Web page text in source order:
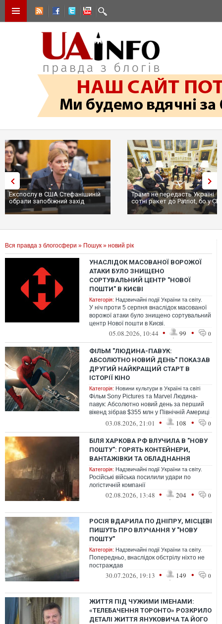
Експослу в США Стефанішиній
обрали запобіжний захід
Трамп не передасть Україні
сотні ракет до Patriot, бо у
...
Вся правда з блогосфери » Пошук » новий рік
УНАСЛІДОК МАСОВАНОЇ ВОРОЖОЇ
АТАКИ БУЛО ЗНИЩЕНО
СОРТУВАЛЬНИЙ ЦЕНТР "НОВОЇ
ПОШТИ" В КИЄВІ
Категорія: Надзвичайні події України та світу.
У ніч проти 5 серпня внаслідок масованої
ворожої атаки було знищено сортувальний
центр Нової пошти в Києві.
05.08.2026, 10:44 • 99 • 0
ФІЛЬМ "ЛЮДИНА-ПАВУК:
АБСОЛЮТНО НОВИЙ ДЕНЬ" ПОКАЗАВ
ДРУГИЙ НАЙКРАЩИЙ СТАРТ В
ІСТОРІЇ КІНО
Категорія: Новини культури в Україні та світі
Фільм Sony Pictures та Marvel Людина-
павук: Абсолютно новий день за перший
вікенд зібрав $355 млн у Північній Америці
та $927 млн ​​у світі загалом, с...
03.08.2026, 21:01 • 108 • 0
БІЛЯ ХАРКОВА РФ ВЛУЧИЛА В "НОВУ
ПОШТУ": ГОРЯТЬ КОНТЕЙНЕРИ,
ВАНТАЖІВКИ ТА ОБЛАДНАННЯ
Категорія: Надзвичайні події України та світу.
Російські війська посилили удари по
логістичній компанії
02.08.2026, 13:48 • 204 • 0
РОСІЯ ВДАРИЛА ПО ДНІПРУ, МІСЦЕВІ
ПИШУТЬ ПРО ВЛУЧАННЯ У "НОВУ
ПОШТУ"
Категорія: Надзвичайні події України та світу.
Попередньо, внаслідок обстрілу ніхто не
постраждав
30.07.2026, 19:13 • 149 • 0
ЖИТТЯ ПІД ЧУЖИМИ ІМЕНАМИ:
«ТЕЛЕБАЧЕННЯ ТОРОНТО» РОЗКРИЛО
ДЕТАЛІ ЖИТТЯ ЯНУКОВИЧА ТА ЙОГО